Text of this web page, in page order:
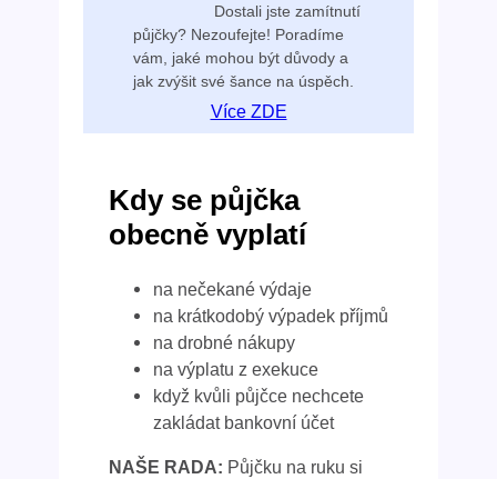
Dostali jste zamítnutí
půjčky? Nezoufejte! Poradíme
vám, jaké mohou být důvody a
jak zvýšit své šance na úspěch.
Více ZDE
Kdy se půjčka
obecně vyplatí
na nečekané výdaje
na krátkodobý výpadek příjmů
na drobné nákupy
na výplatu z exekuce
když kvůli půjčce nechcete
zakládat bankovní účet
NAŠE RADA: Půjčku na ruku si